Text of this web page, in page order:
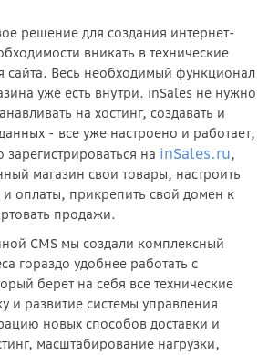
решение для создания интернет-
вникать в технические
сайта. Весь необходимый функционал
уже есть внутри. inSales не нужно
на хостинг, создавать и
- все уже настроено и работает,
зарегистрироваться на inSales.ru,
магазин свои товары, настроить
и оплаты, прикрепить свой домен к
продажи.
CMS мы создали комплексный
гораздо удобнее работать с
берет на себя все технические
и развитие системы управления
новых способов доставки и
масштабирование нагрузки,